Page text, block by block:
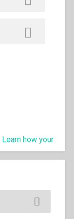
Learn how your